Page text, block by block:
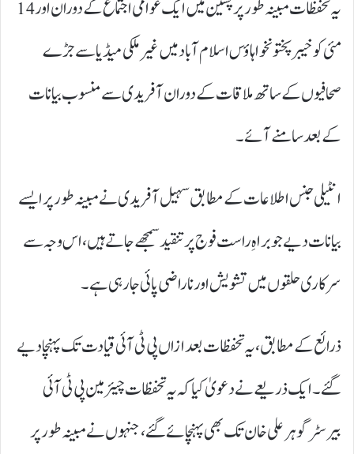
یہ تحفظات مبینہ طور پر پشین میں ایک عوامی اجتماع کے دوران اور 14
مئی کو خیبر پختونخوا ہاؤس اسلام آباد میں غیر ملکی میڈیا سے جڑے
صحافیوں کے ساتھ ملاقات کے دوران آفریدی سے منسوب بیانات
کے بعد سامنے آئے۔
انٹیلی جنس اطلاعات کے مطابق سہیل آفریدی نے مبینہ طور پر ایسے
بیانات دیے جو براہِ راست فوج پر تنقید سمجھے جاتے ہیں، اس وجہ سے
سرکاری حلقوں میں تشویش اور ناراضی پائی جا رہی ہے۔
ذرائع کے مطابق، یہ تحفظات بعد ازاں پی ٹی آئی قیادت تک پہنچا دیے
گئے۔ ایک ذریعے نے دعویٰ کیا کہ یہ تحفظات چیئرمین پی ٹی آئی
بیرسٹر گوہر علی خان تک بھی پہنچائے گئے، جنہوں نے مبینہ طور پر